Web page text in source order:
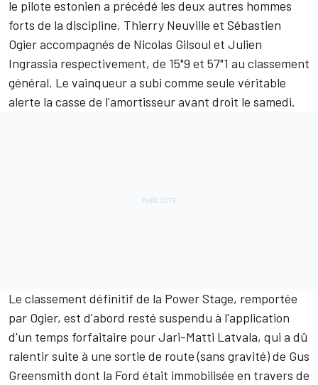
le pilote estonien a précédé les deux autres hommes
forts de la discipline, Thierry Neuville et Sébastien
Ogieraccompagnés de Nicolas Gilsoul et Julien
Ingrassia respectivement, de 15"9 et 57"1 au classement
général. Le vainqueur a subi comme seule véritable
alerte la casse de l'amortisseur avant droit le samedi.
Le classement définitif de la Power Stage, remportée
par Ogier, est d'abord resté suspendu à l'application
d'un temps forfaitaire pourJari-Matti Latvala, qui a dû
ralentir suite à une sortie de route (sans gravité) de Gus
Greensmith dont la Ford était immobilisée en travers de